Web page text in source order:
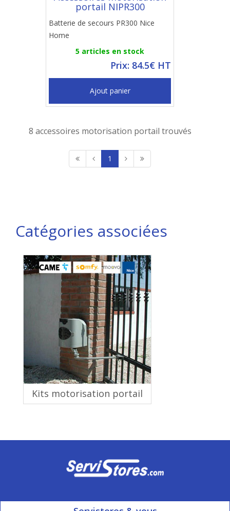
portail NIPR300
Batterie de secours PR300 Nice
Home
5 articles en stock
Prix: 84.5€ HT
Ajout panier
8 accessoires motorisation portail trouvés
1
Catégories associées
Kits motorisation portail